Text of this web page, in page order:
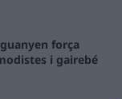
força
i gairebé